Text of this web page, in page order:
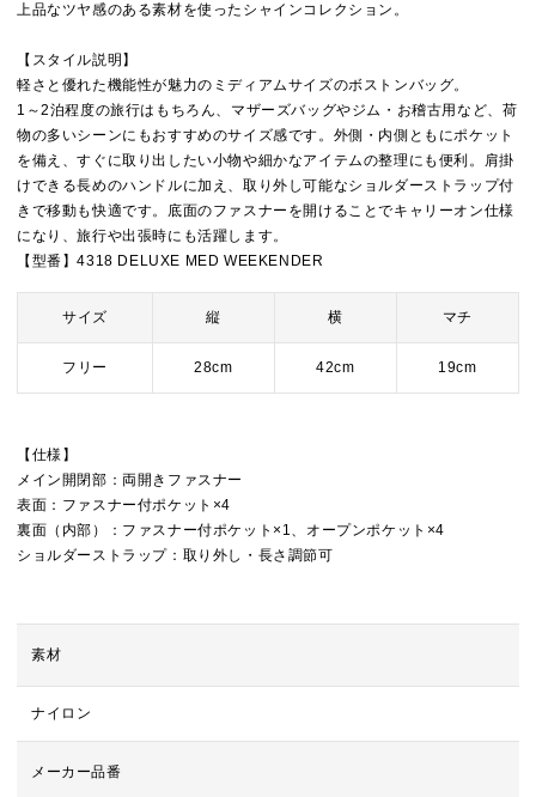
上品なツヤ感のある素材を使ったシャインコレクション。
【スタイル説明】
軽さと優れた機能性が魅力のミディアムサイズのボストンバッグ。
1～2泊程度の旅行はもちろん、マザーズバッグやジム・お稽古用など、荷
物の多いシーンにもおすすめのサイズ感です。外側・内側ともにポケット
を備え、すぐに取り出したい小物や細かなアイテムの整理にも便利。肩掛
けできる長めのハンドルに加え、取り外し可能なショルダーストラップ付
きで移動も快適です。底面のファスナーを開けることでキャリーオン仕様
になり、旅行や出張時にも活躍します。
【型番】4318 DELUXE MED WEEKENDER
サイズ 縦 横 マチ
フリー 28cm 42cm 19cm
【仕様】
メイン開閉部：両開きファスナー
表面：ファスナー付ポケット×4
裏面（内部）：ファスナー付ポケット×1、オープンポケット×4
ショルダーストラップ：取り外し・長さ調節可
素材
ナイロン
メーカー品番